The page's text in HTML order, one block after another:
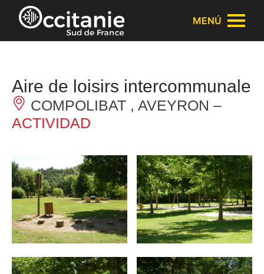
Panel de gestión de cookies
MENÚ
Aire de loisirs intercommunale
COMPOLIBAT , AVEYRON –
ACTIVIDAD